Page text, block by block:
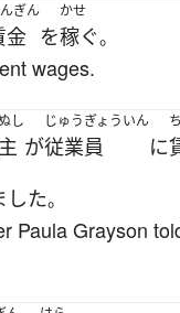
ぎん
金 を
かせ
稼ぐ。
wages.
し
が
じゅうぎょういん
従業員 に
した。
Paula Grayson